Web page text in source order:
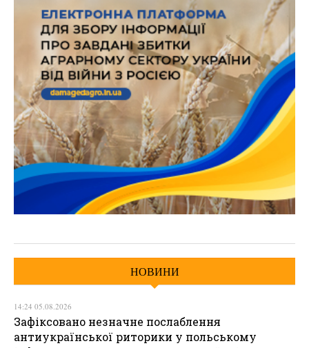
НОВИНИ
14:24 05.08.2026
Зафіксовано незначне послаблення
антиукраїнської риторики у польському